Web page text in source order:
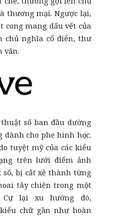
thương mại. Ngược lại,
cong mang dấu vết của
chủ nghĩa cổ điển, thư
văn.
số ban đầu dường
cho phe hình học.
tuyệt mỹ của các kiểu
trên lưới điểm ảnh
số, bị cắt xẻ thành từng
tây chiên trong một
Cự lại xu hướng đó,
chữ gần như hoàn